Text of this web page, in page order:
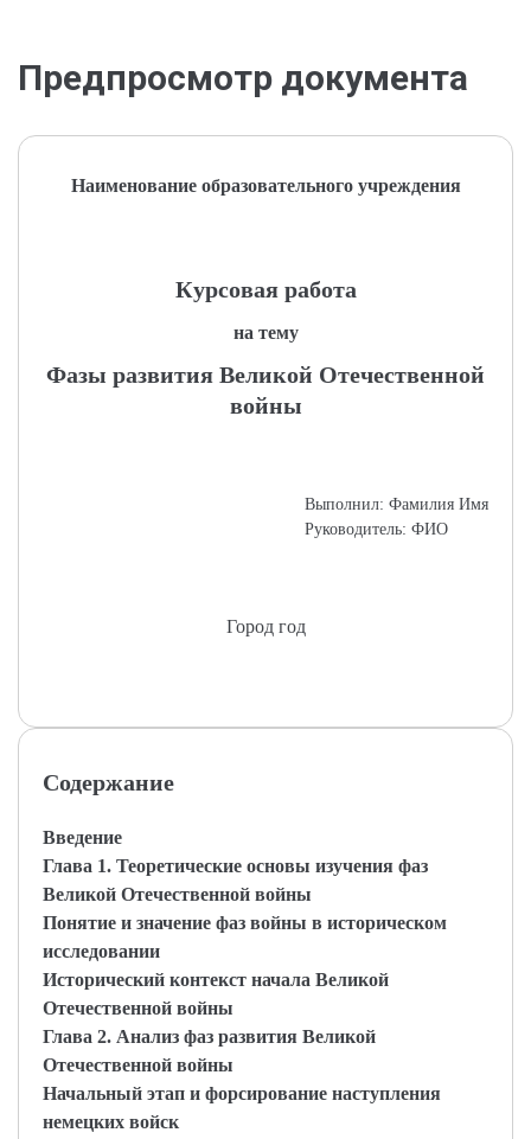
Предпросмотр документа
Наименование образовательного учреждения
Курсовая работа
на тему
Фазы развития Великой Отечественной
войны
Выполнил: Фамилия Имя
Руководитель: ФИО
Город год
Содержание
Введение
Глава 1. Теоретические основы изучения фаз
Великой Отечественной войны
Понятие и значение фаз войны в историческом
исследовании
Исторический контекст начала Великой
Отечественной войны
Глава 2. Анализ фаз развития Великой
Отечественной войны
Начальный этап и форсирование наступления
немецких войск